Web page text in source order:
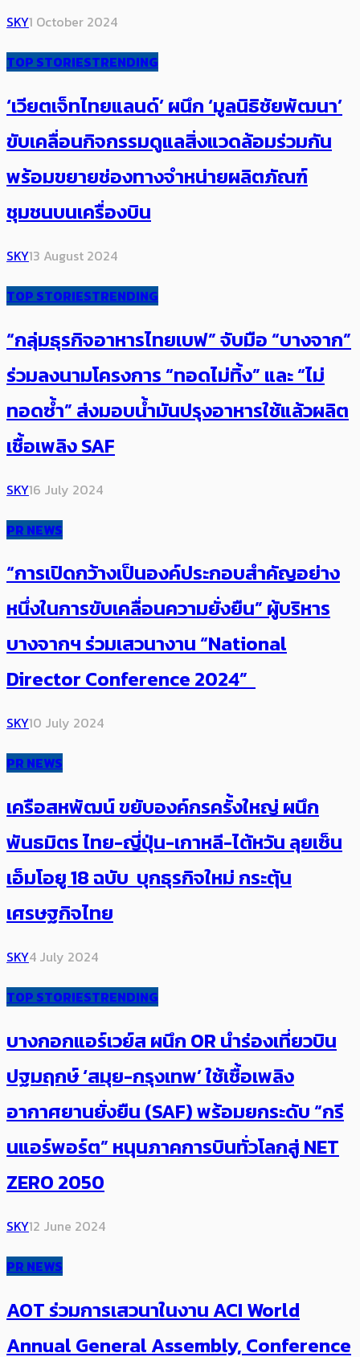
SKY1 October 2024
TOP STORIESTRENDING
‘เวียตเจ็ทไทยแลนด์’ ผนึก ‘มูลนิธิชัยพัฒนา’
ขับเคลื่อนกิจกรรมดูแลสิ่งแวดล้อมร่วมกัน
พร้อมขยายช่องทางจำหน่ายผลิตภัณฑ์
ชุมชนบนเครื่องบิน
SKY13 August 2024
TOP STORIESTRENDING
“กลุ่มธุรกิจอาหารไทยเบฟ” จับมือ “บางจาก”
ร่วมลงนามโครงการ “ทอดไม่ทิ้ง” และ “ไม่
ทอดซ้ำ” ส่งมอบน้ำมันปรุงอาหารใช้แล้วผลิต
เชื้อเพลิง SAF
SKY16 July 2024
PR NEWS
“การเปิดกว้างเป็นองค์ประกอบสำคัญอย่าง
หนึ่งในการขับเคลื่อนความยั่งยืน” ผู้บริหาร
บางจากฯ ร่วมเสวนางาน “National
Director Conference 2024”
SKY10 July 2024
PR NEWS
เครือสหพัฒน์ ขยับองค์กรครั้งใหญ่ ผนึก
พันธมิตร ไทย-ญี่ปุ่น-เกาหลี-ไต้หวัน ลุยเซ็น
เอ็มโอยู 18 ฉบับ บุกธุรกิจใหม่ กระตุ้น
เศรษฐกิจไทย
SKY4 July 2024
TOP STORIESTRENDING
บางกอกแอร์เวย์ส ผนึก OR นำร่องเที่ยวบิน
ปฐมฤกษ์ ‘สมุย-กรุงเทพ’​ ใช้เชื้อเพลิง
อากาศยานยั่งยืน (SAF) พร้อมยกระดับ “กรี
นแอร์พอร์ต” หนุนภาค​การบินทั่วโลกสู่ NET
ZERO 2050
SKY12 June 2024
PR NEWS
AOT ร่วมการเสวนาในงาน ACI World
Annual General Assembly, Conference